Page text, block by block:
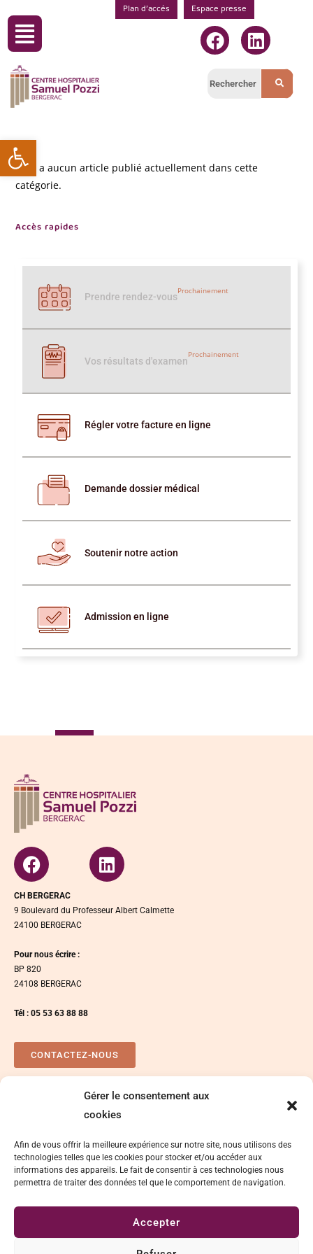
Ouvrir la barre d’outils
Gérer le consentement aux
cookies
Afin de vous offrir la meilleure expérience sur notre site, nous utilisons des
technologies telles que les cookies pour stocker et/ou accéder aux
informations des appareils. Le fait de consentir à ces technologies nous
permettra de traiter des données tel que le comportement de navigation.
Accepter
Plan d’accés Espace presse
Il n’y a aucun article publié actuellement dans cette
catégorie.
Accès rapides
Prendre rendez-vous
Prochainement
Vos résultats d'examen
Prochainement
Régler votre facture en ligne
Demande dossier médical
Soutenir notre action
Admission en ligne
CH BERGERAC
9 Boulevard du Professeur Albert Calmette
24100 BERGERAC
Pour nous écrire :
BP 820
24108 BERGERAC
Tél : 05 53 63 88 88
CONTACTEZ-NOUS
Espace presse